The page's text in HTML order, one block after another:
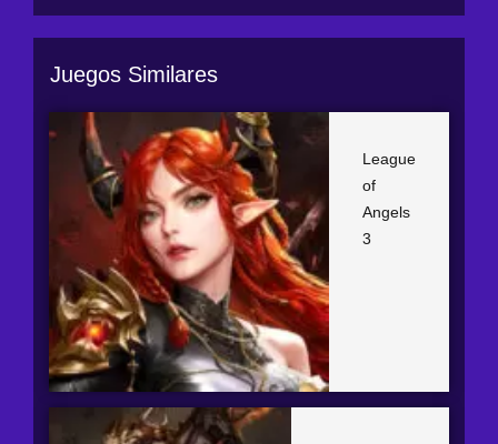
Juegos Similares
League
of
Angels
3